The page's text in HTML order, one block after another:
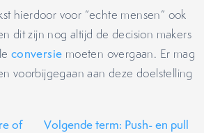
hierdoor voor “echte mensen” ook
dit zijn nog altijd de decision makers
conversie moeten overgaan. Er mag
voorbijgegaan aan deze doelstelling
of
Volgende term: Push- en pull